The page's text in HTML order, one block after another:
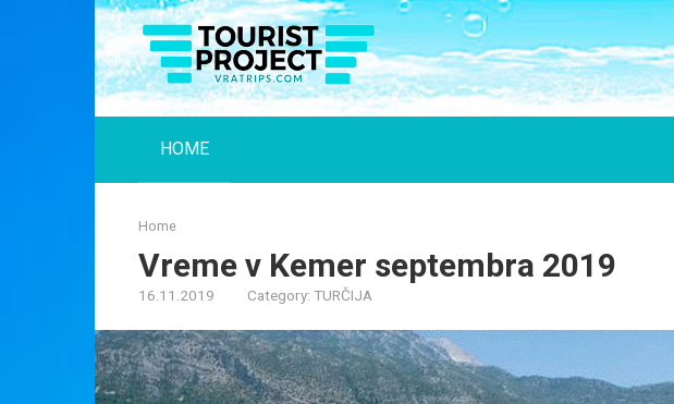
HOME
Home
Vreme v Kemer septembra 2019
16.11.2019 Category: TURČIJA